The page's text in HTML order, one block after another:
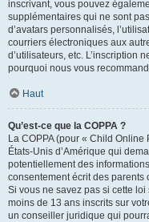
inscrivant, vous pouvez
supplémentaires qui ne sont
d’avatars personnalisés,
courriers électroniques aux
d’utilisateurs, etc. L’inscription
pourquoi nous vous
Haut
Qu’est-ce que la COPPA ?
La COPPA (pour « Child
États-Unis d’Amérique qui
potentiellement des
consentement écrit des
Si vous ne savez pas si cette
moins de 13 ans inscrits sur
un conseiller juridique qui